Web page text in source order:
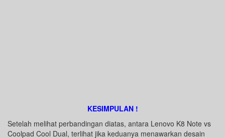
KESIMPULAN !
Setelah melihat perbandingan diatas, antara Lenovo K8 Note vs
Coolpad Cool Dual, terlihat jika keduanya menawarkan desain